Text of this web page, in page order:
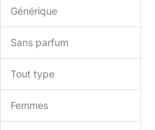
Générique
Sans parfum
Tout type
Femmes